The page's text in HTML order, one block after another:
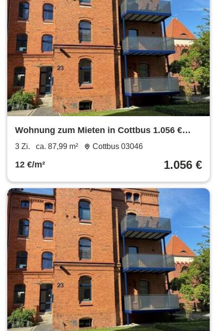
Wohnung zum Mieten in Cottbus 1.056 €
87.99 m²
3 Zi. ca. 87,99 m² Cottbus 03046
12 €/m² 1.056 €